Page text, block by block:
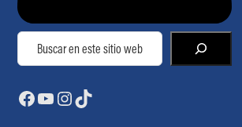
Buscar
Facebook
YouTube
Instagram
TikTok